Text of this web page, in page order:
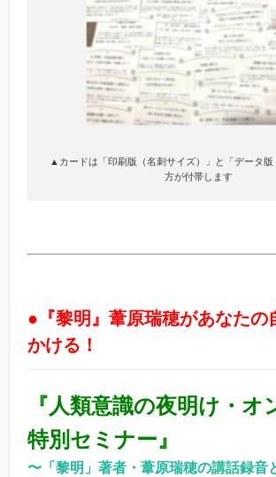
▲カードは「印刷版（名刺サイズ）」と「データ版
方が付帯します
●『黎明』葦原瑞穂があなたの
かける！
『人類意識の夜明け・オ
特別セミナー』
〜「黎明」著者・葦原瑞穂の講話録音